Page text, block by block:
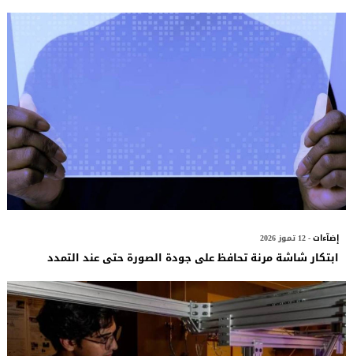
إضآءات- 12 تموز 2026
ابتكار شاشة مرنة تحافظ على جودة الصورة حتى عند التمدد